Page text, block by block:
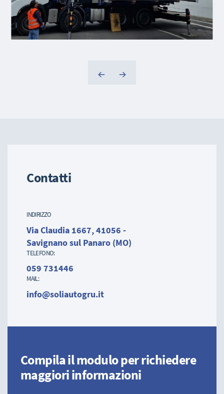
Contatti
INDIRIZZO
Via Claudia 1667, 41056 -
Savignano sul Panaro (MO)
TELEFONO:
059 731446
MAIL:
info@soliautogru.it
Compila il modulo per richiedere
maggiori informazioni